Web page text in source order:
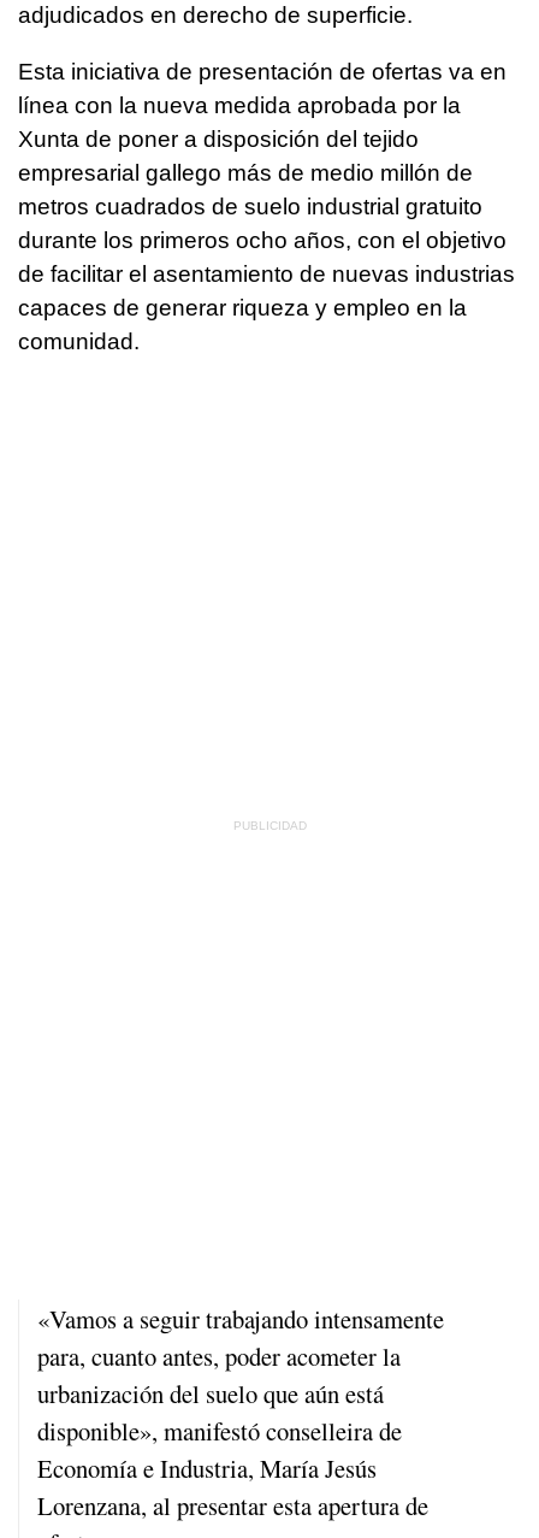
adjudicados en derecho de superficie.
Esta iniciativa de presentación de ofertas va en
línea con la nueva medida aprobada por la
Xunta de poner a disposición del tejido
empresarial gallego más de medio millón de
metros cuadrados de suelo industrial gratuito
durante los primeros ocho años, con el objetivo
de facilitar el asentamiento de nuevas industrias
capaces de generar riqueza y empleo en la
comunidad.
«Vamos a seguir trabajando intensamente
para, cuanto antes, poder acometer la
urbanización del suelo que aún está
disponible», manifestó conselleira de
Economía e Industria, María Jesús
Lorenzana, al presentar esta apertura de